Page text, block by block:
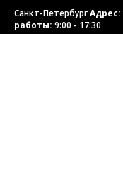
Санкт-ПетербургАдрес:
работы: 9:00 - 17:30